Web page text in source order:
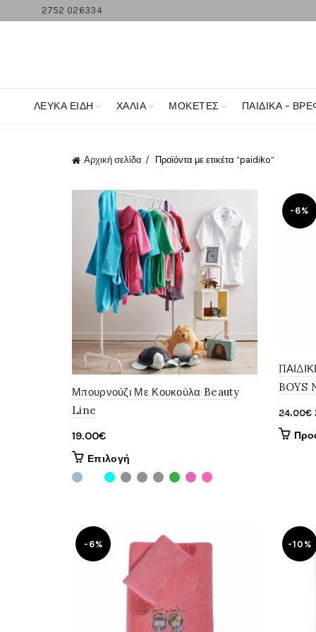
2752 026334
ΛΕΥΚΆ ΕΊΔΗ ΧΑΛΙΑ ΜΟΚΕΤΕΣ ΠΑΙΔΙΚΑ –
Αρχική σελίδα Προϊόντα με ετικέτα “paidiko”
Μπουρνούζι Με Κουκούλα Beauty
Line
19.00€
Επιλογή
το
παραλλαγές.
Οι
επιλογές
μπορούν
να
επιλεγούν
στη
-6%
BOYS
24.00€
-6% -10%